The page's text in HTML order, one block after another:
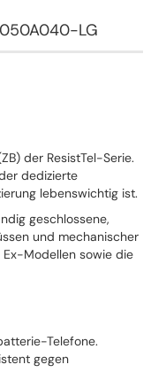
LG
der ResistTel-Serie.
dedizierte
lebenswichtig ist.
geschlossene,
und mechanischer
Ex-Modellen sowie die
Telefone.
gegen